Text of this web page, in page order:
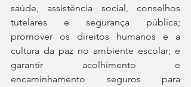
saúde, assistência social, conselhos
tutelares e segurança pública;
promover os direitos humanos e a
cultura da paz no ambiente escolar; e
garantir acolhimento e
encaminhamento seguros para